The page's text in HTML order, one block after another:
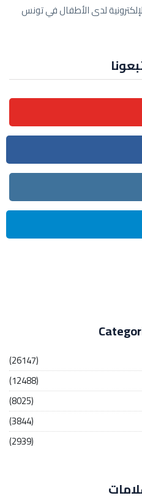
لدى الأطفال في تونس
(26147)
(12488)
(8025)
(3844)
(2939)